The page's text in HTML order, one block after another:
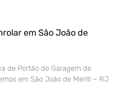
em São João de
de Portão de Garagem de
em São João de Meriti – RJ